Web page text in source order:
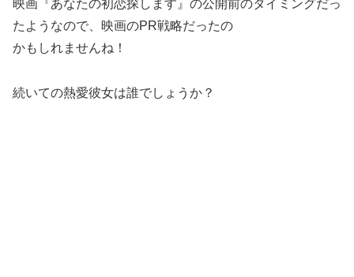
映画『あなたの初恋探します』の公開前のタイミングだっ
たようなので、映画のPR戦略だったの
かもしれませんね！
続いての熱愛彼女は誰でしょうか？